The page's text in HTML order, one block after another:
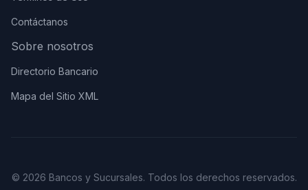
Contáctanos
Sobre nosotros
Directorio Bancario
Mapa del Sitio XML
© 2026 Bancos y Sucursales. Todos los derechos reservados.